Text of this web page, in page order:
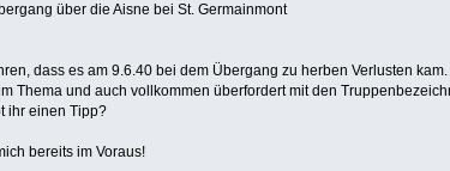
über die Aisne bei St. Germainmont
dass es am 9.6.40 bei dem Übergang zu herben Verlusten kam.
Thema und auch vollkommen überfordert mit den
ihr einen Tipp?
bereits im Voraus!